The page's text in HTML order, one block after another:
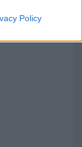
Policy